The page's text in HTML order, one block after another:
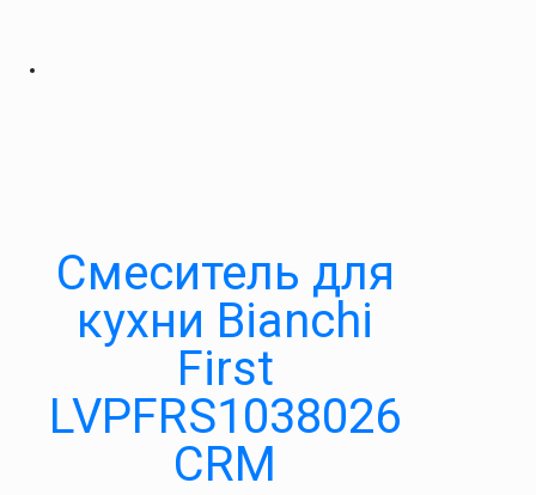
Смеситель для
кухни Bianchi
First
LVPFRS1038026
CRM